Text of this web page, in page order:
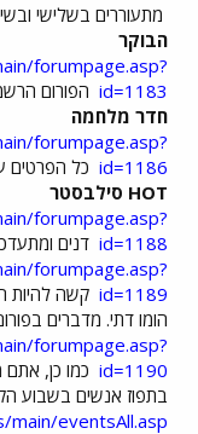
מתעוררים בשלישי
הבוקר
forumpage.asp?
id=1183 הפורום
חדר מלחמה
forumpage.asp?
id=1186 כל הפרטים
HOT סילבסטר
forumpage.asp?
id=1188 דנים
forumpage.asp?
id=1189 קשה להיות
הומו דתי. מדברים
forumpage.asp?
id=1190 כמו כן, אתם
בתפוז אנשים בשבוע
eventsAll.asp